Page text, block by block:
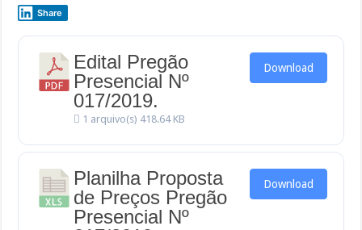
Share
Edital Pregão
Presencial Nº
017/2019.
1 arquivo(s) 418.64 KB
Download
Planilha Proposta
de Preços Pregão
Presencial Nº
Download